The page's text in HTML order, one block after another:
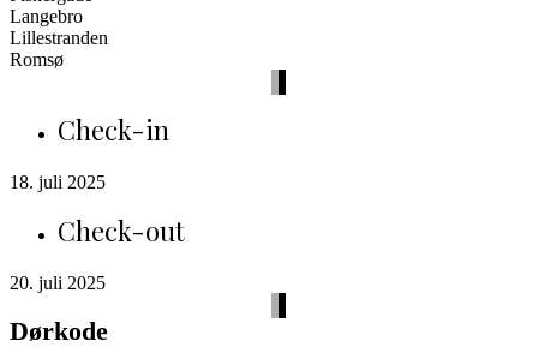
Langebro
Lillestranden
Romsø
Check-in
18. juli 2025
Check-out
20. juli 2025
Dørkode